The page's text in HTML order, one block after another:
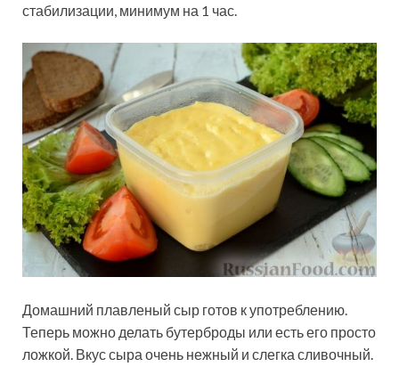
стабилизации, минимум на 1 час.
Домашний плавленый сыр готов к употреблению.
Теперь можно делать бутерброды или есть его просто
ложкой. Вкус сыра очень нежный и слегка сливочный.